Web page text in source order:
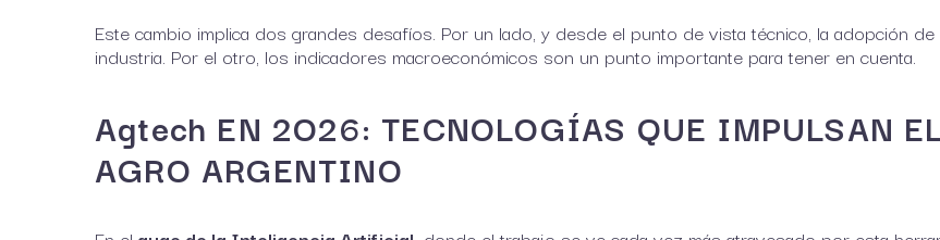
Este cambio implica dos grandes desafíos. Por un lado, y desde el punto de vista técnico, la adopción
industria. Por el otro, los indicadores macroeconómicos son un punto importante para tener en cuenta.
Agtech EN 2O26: TECNOLOGÍAS QUE IMPULSAN
AGRO ARGENTINO